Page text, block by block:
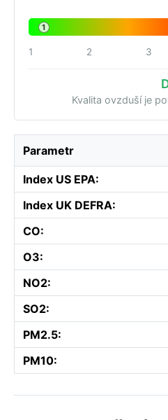
1
1 2 3
Kvalita ovzduší je
Parametr
Index US EPA:
Index UK DEFRA:
CO:
O3:
NO2:
SO2:
PM2.5:
PM10: